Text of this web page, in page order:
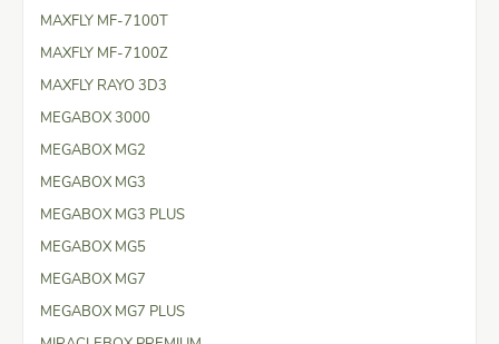
MAXFLY MF-7100T
MAXFLY MF-7100Z
MAXFLY RAYO 3D3
MEGABOX 3000
MEGABOX MG2
MEGABOX MG3
MEGABOX MG3 PLUS
MEGABOX MG5
MEGABOX MG7
MEGABOX MG7 PLUS